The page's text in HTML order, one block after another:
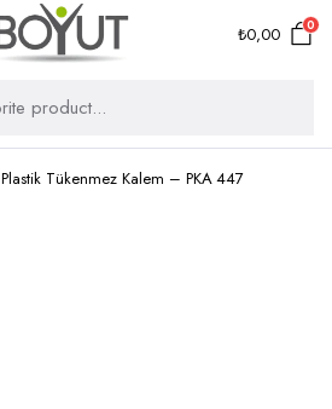
₺0,00 0
Plastik Tükenmez Kalem – PKA 447